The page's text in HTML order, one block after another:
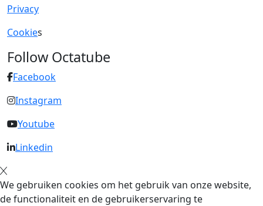
Privacy
Cookies
Follow Octatube
Facebook
Instagram
Youtube
Linkedin
We gebruiken cookies om het gebruik van onze website,
de functionaliteit en de gebruikerservaring te